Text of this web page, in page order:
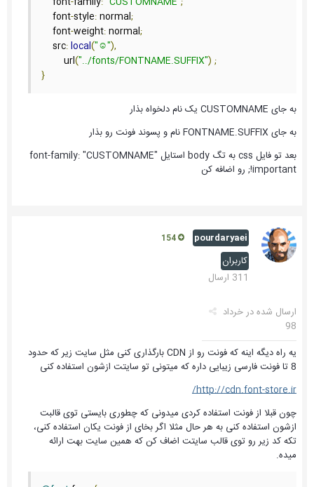
    font
-style: normal;
    font
-weight: normal;
    src
:local("☺️"),
        url
("../fonts/FONTNAME.SUFFIX") ;
}
به جای CUSTOMNAME یک نام دلخواه بذار
به جای FONTNAME.SUFFIX نام و پسوند فونت رو بذار
بعد تو فایل css به تگ body استایل font-family: "CUSTOMNAME"
!important; رو اضافه کن
pourdaryaei
کاربران
311 ارسال
ارسال شده درخرداد
98
یه راه دیگه اینه که فونت رو از CDN بارگذاری کنی مثل سایت زیر که حدود
8 تا فونت فارسی زیبایی داره که میتونی تو سایتت ازشون استفاده کنی
http://cdn.font-store.ir/
چون قبلا از فونت استفاده کردی میدونی که چطوری بایستی توی قالبت
ازشون استفاده کنی به هر حال مثلا اگر بخای از فونت یکان استفاده کنی،
تکه کد زیر رو توی قالب سایتت اضاف کن که همین سایت بهت ارائه
میده.